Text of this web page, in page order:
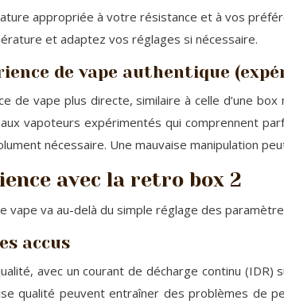
appropriée à votre résistance et à vos
et adaptez vos réglages si nécessaire.
de vape authentique
de vape plus directe, similaire à celle d’une
vapoteurs expérimentés qui comprennent
nécessaire. Une mauvaise manipulation
avec la retro box 2
vape va au-delà du simple réglage des
accus
avec un courant de décharge continu
qualité peuvent entraîner des problèmes de